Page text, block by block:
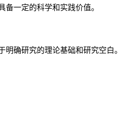
一定的科学和实践价值。
确研究的理论基础和研究空白。